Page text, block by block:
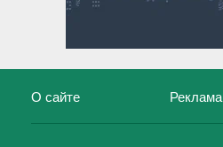
О сайте Реклама